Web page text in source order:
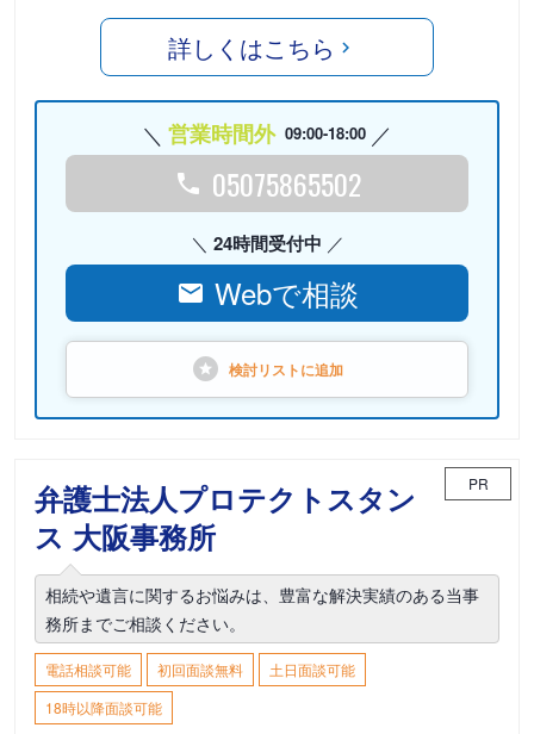
詳しくはこちら
営業時間外 09:00-18:00
05075865502
24時間受付中
Webで相談
検討リストに追加
弁護士法人プロテクトスタン
ス 大阪事務所
PR
相続や遺言に関するお悩みは、豊富な解決実績のある当事
務所までご相談ください。
電話相談可能 初回面談無料
土日面談可能
18時以降面談可能